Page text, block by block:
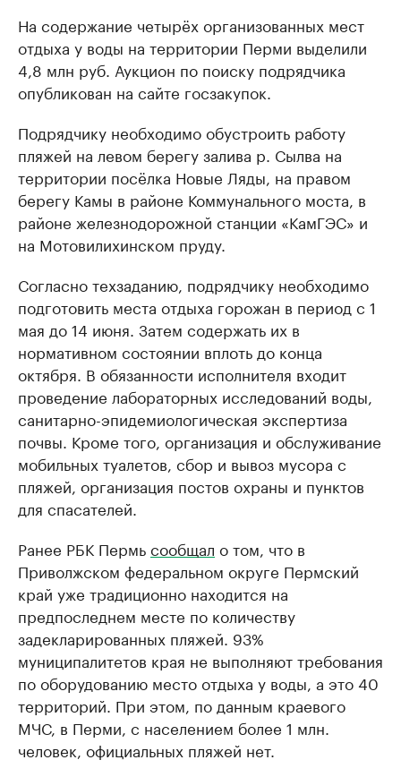
На содержание четырёх организованных мест
отдыха у воды на территории Перми выделили
4,8 млн руб. Аукцион по поиску подрядчика
опубликован на сайте госзакупок.
Подрядчику необходимо обустроить работу
пляжей на левом берегу залива р. Сылва на
территории посёлка Новые Ляды, на правом
берегу Камы в районе Коммунального моста, в
районе железнодорожной станции «КамГЭС» и
на Мотовилихинском пруду.
Согласно техзаданию, подрядчику необходимо
подготовить места отдыха горожан в период с 1
мая до 14 июня. Затем содержать их в
нормативном состоянии вплоть до конца
октября. В обязанности исполнителя входит
проведение лабораторных исследований воды,
санитарно-эпидемиологическая экспертиза
почвы. Кроме того, организация и обслуживание
мобильных туалетов, сбор и вывоз мусора с
пляжей, организация постов охраны и пунктов
для спасателей.
Ранее РБК Пермьсообщал о том, что в
Приволжском федеральном округе Пермский
край уже традиционно находится на
предпоследнем месте по количеству
задекларированных пляжей. 93%
муниципалитетов края не выполняют требования
по оборудованию место отдыха у воды, а это 40
территорий. При этом, по данным краевого
МЧС, в Перми, с населением более 1 млн.
человек, официальных пляжей нет.